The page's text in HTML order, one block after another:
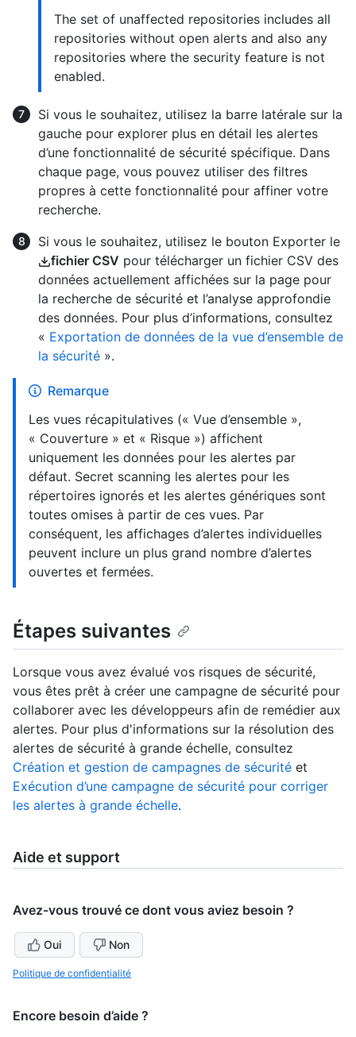
The set of unaffected repositories includes all
repositories without open alerts and also any
repositories where the security feature is not
enabled.
Si vous le souhaitez, utilisez la barre latérale sur la
gauche pour explorer plus en détail les alertes
d’une fonctionnalité de sécurité spécifique. Dans
chaque page, vous pouvez utiliser des filtres
propres à cette fonctionnalité pour affiner votre
recherche.
Si vous le souhaitez, utilisez le bouton Exporter le
fichier CSV pour télécharger un fichier CSV des
données actuellement affichées sur la page pour
la recherche de sécurité et l’analyse approfondie
des données. Pour plus d’informations, consultez
« Exportation de données de la vue d’ensemble de
la sécurité ».
Remarque
Les vues récapitulatives (« Vue d’ensemble »,
« Couverture » et « Risque ») affichent
uniquement les données pour les alertes par
défaut. Secret scanning les alertes pour les
répertoires ignorés et les alertes génériques sont
toutes omises à partir de ces vues. Par
conséquent, les affichages d’alertes individuelles
peuvent inclure un plus grand nombre d’alertes
ouvertes et fermées.
Étapes suivantes
Lorsque vous avez évalué vos risques de sécurité,
vous êtes prêt à créer une campagne de sécurité pour
collaborer avec les développeurs afin de remédier aux
alertes. Pour plus d'informations sur la résolution des
alertes de sécurité à grande échelle, consultez
Création et gestion de campagnes de sécurité et
Exécution d’une campagne de sécurité pour corriger
les alertes à grande échelle.
Aide et support
Avez-vous trouvé ce dont vous aviez besoin ?
Oui Non
Politique de confidentialité
Encore besoin d’aide ?